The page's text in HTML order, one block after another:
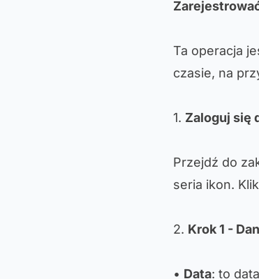
Ta operacja
czasie, na
1. Zaloguj się
Przejdź do
seria ikon.
2. Krok 1 -
• Data: to